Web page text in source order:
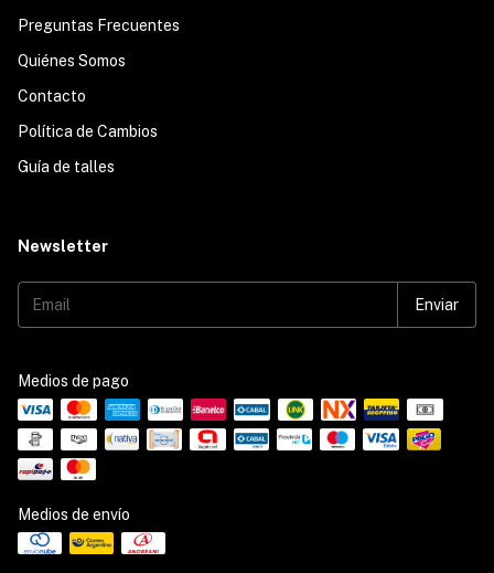
Preguntas Frecuentes
Quiénes Somos
Contacto
Política de Cambios
Guía de talles
Newsletter
Medios de pago
Medios de envío